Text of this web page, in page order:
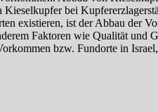
Kieselkupfer bei
existieren, ist der Abbau der
Faktoren wie Qualität
bzw. Fundorte in Israel,